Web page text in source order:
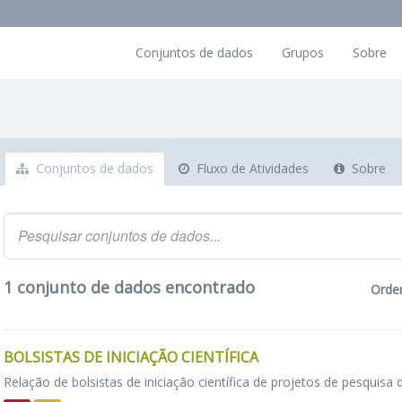
Conjuntos de dados Grupos Sobre
Conjuntos de dados Fluxo de Atividades Sobre
1 conjunto de dados encontrado
BOLSISTAS DE INICIAÇÃO CIENTÍFICA
Relação de bolsistas de iniciação científica de projetos de pesquisa